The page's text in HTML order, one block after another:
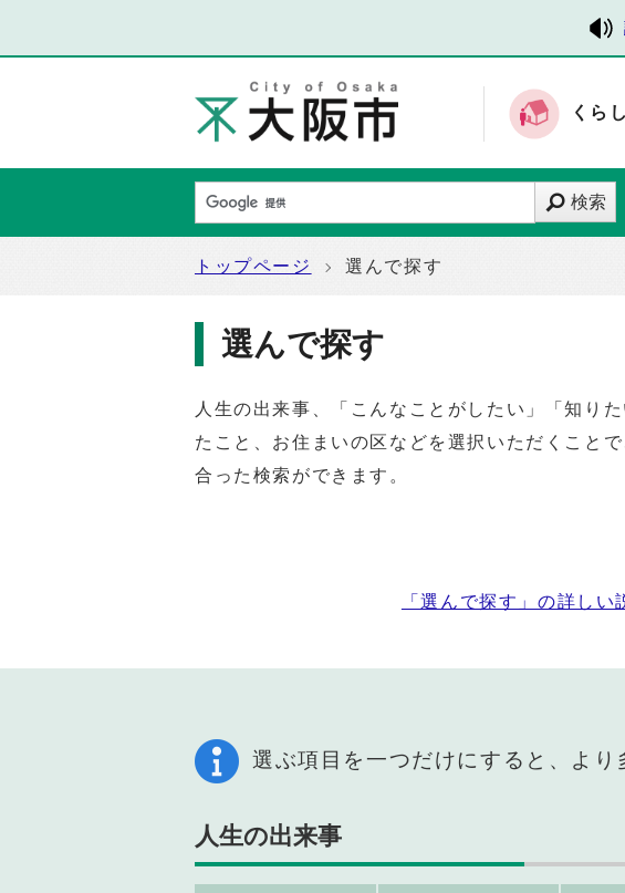
くらし
検索
トップページ 選んで探す
選んで探す
人生の出来事、「こんなことがしたい」「知り
たこと、お住まいの区などを選択いただくこと
合った検索ができます。
「選んで探す」の詳しい
選ぶ項目を一つだけにすると、より
人生の出来事